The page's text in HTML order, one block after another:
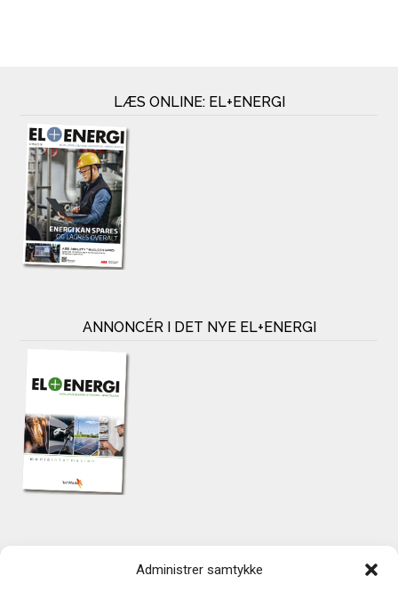
Administrer samtykke
LÆS ONLINE: EL+ENERGI
ANNONCÉR I DET NYE EL+ENERGI
TechMedia A/S